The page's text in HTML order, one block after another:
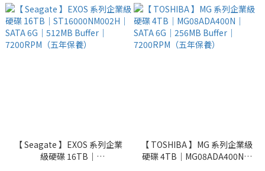
｜三年保養
｜三年保養
【 Seagate 】EXOS 系列企業
級硬碟 16TB｜
【 TOSHIBA 】MG 系列企業級
硬碟 4TB｜MG08ADA400N｜